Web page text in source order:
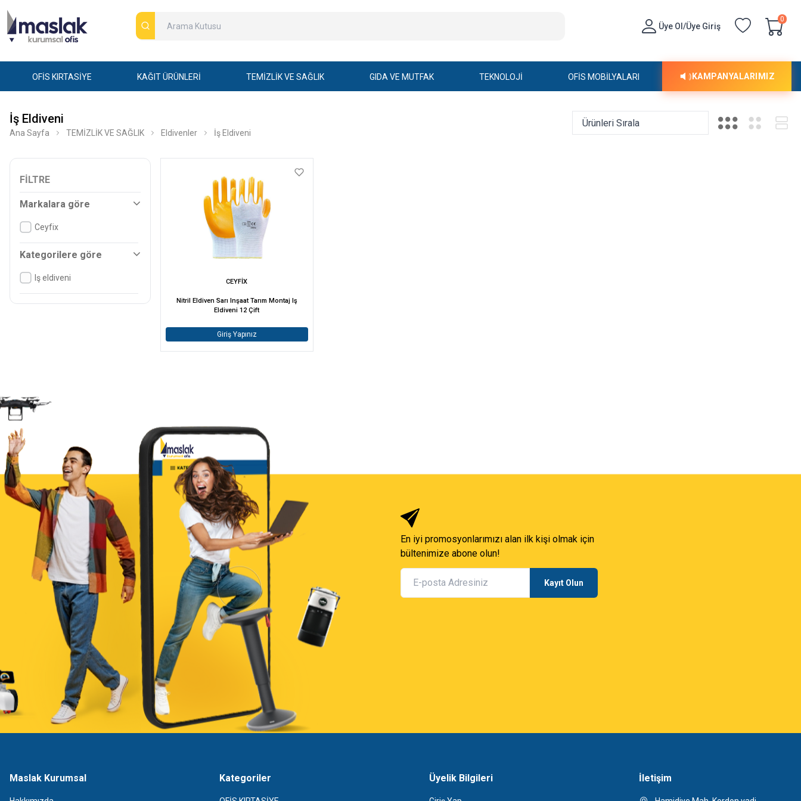
Üye Ol/Üye Giriş
0
OFİS KIRTASİYE KAĞIT ÜRÜNLERİ TEMİZLİK VE SAĞLIK GIDA VE MUTFAK TEKNOLOJİ OFİS MOBİLYALARI KAMPANYALARIMIZ
İş Eldiveni
Ana Sayfa TEMİZLİK VE SAĞLIK Eldivenler İş Eldiveni
FILTRE
Markalara göre
Ceyfix
Kategorilere göre
Iş eldiveni CEYFİX
Nitril Eldiven Sarı Inşaat Tarım Montaj Iş
Eldiveni 12 Çift
Giriş Yapınız
En iyi promosyonlarımızı alan ilk kişi olmak için
bültenimize abone olun!
Kayıt Olun
Maslak Kurumsal Kategoriler Üyelik Bilgileri İletişim